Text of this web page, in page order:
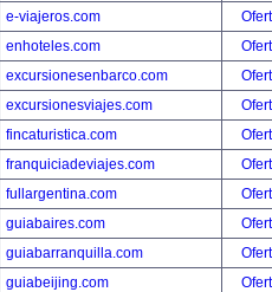
e-viajeros.com
enhoteles.com
excursionesenbarco.com
excursionesviajes.com
fincaturistica.com
franquiciadeviajes.com
fullargentina.com
guiabaires.com
guiabarranquilla.com
guiabeijing.com